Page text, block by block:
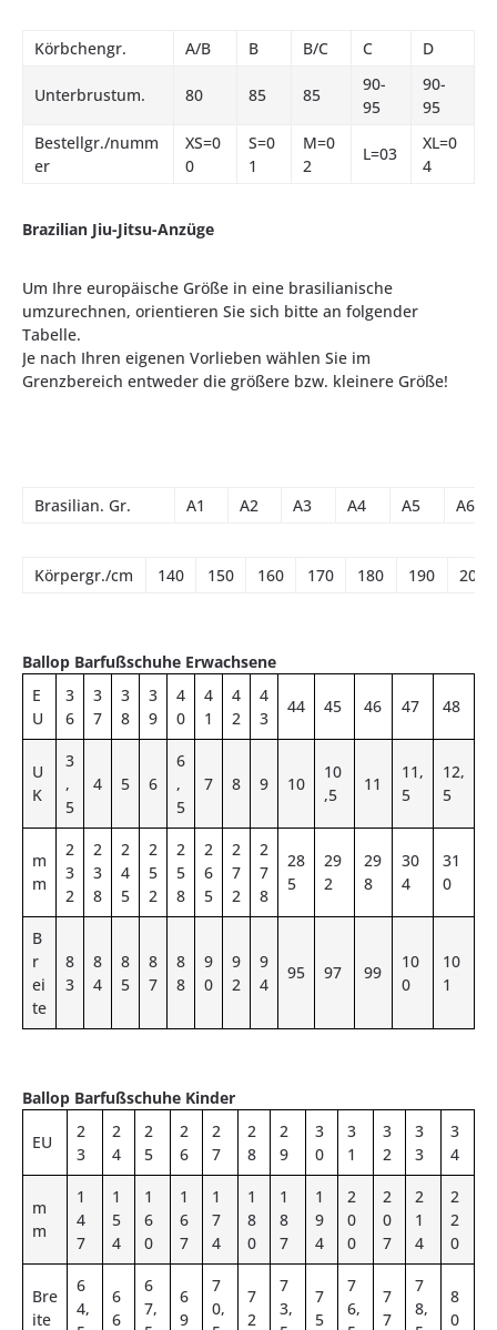
Körbchengr. A/B B B/C C D
Unterbrustum. 80 85 85
90-
95
90-
95
Bestellgr./numm
er
XS=0
0
S=0
1
M=0
2
L=03
XL=0
4
Brazilian Jiu-Jitsu-Anzüge
Um Ihre europäische Größe in eine brasilianische
umzurechnen, orientieren Sie sich bitte an folgender
Tabelle.
Je nach Ihren eigenen Vorlieben wählen Sie im
Grenzbereich entweder die größere bzw. kleinere Größe!
Brasilian. Gr. A1 A2 A3 A4 A5 A6
Körpergr./cm 140 150 160 170 180 190 200
Ballop Barfußschuhe Erwachsene
E
U
3
6
3
7
3
8
3
9
4
0
4
1
4
2
4
3
44 45 46 47 48
U
K
3
,
5
4 5 6
6
,
5
7 8 9 10
10
,5
11
11,
5
12,
5
m
m
2
3
2
2
3
8
2
4
5
2
5
2
2
5
8
2
6
5
2
7
2
2
7
8
28
5
29
2
29
8
30
4
31
0
B
r
ei
te
8
3
8
4
8
5
8
7
8
8
9
0
9
2
9
4
95 97 99
10
0
10
1
Ballop Barfußschuhe Kinder
EU
2
3
2
4
2
5
2
6
2
7
2
8
2
9
3
0
3
1
3
2
3
3
3
4
m
m
1
4
7
1
5
4
1
6
0
1
6
7
1
7
4
1
8
0
1
8
7
1
9
4
2
0
0
2
0
7
2
1
4
2
2
0
Bre
ite
6
4,
6
6
6
7,
6
9
7
0,
7
2
7
3,
7
5
7
6,
7
7
7
8,
8
0